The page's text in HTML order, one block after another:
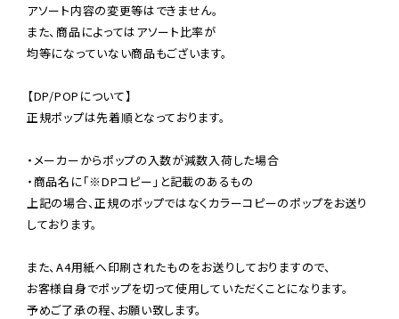
アソート内容の変更等はできません。
また、商品によってはアソート比率が
均等になっていない商品もございます。
【DP/POPについて】
正規ポップは先着順となっております。
・メーカーからポップの入数が減数入荷した場合
・商品名に「※DPコピー」と記載のあるもの
上記の場合、正規のポップではなくカラーコピーのポップをお送り
しております。
また、A4用紙へ印刷されたものをお送りしておりますので、
お客様自身でポップを切って使用していただくことになります。
予めご了承の程、お願い致します。